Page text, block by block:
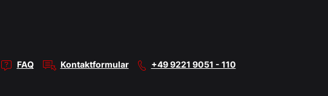
FAQ Kontaktformular +49 9221 9051 - 110